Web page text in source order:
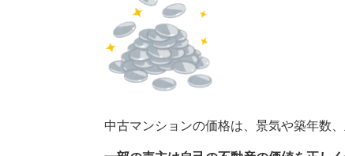
中古マンションの価格は、景気や築年数